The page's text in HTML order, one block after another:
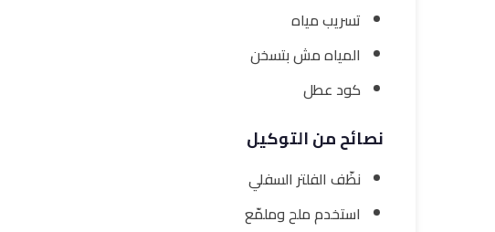
تسريب مياه
المياه مش بتسخن
كود عطل
نصائح من التوكيل
نظّف الفلتر السفلي
استخدم ملح وملمّع